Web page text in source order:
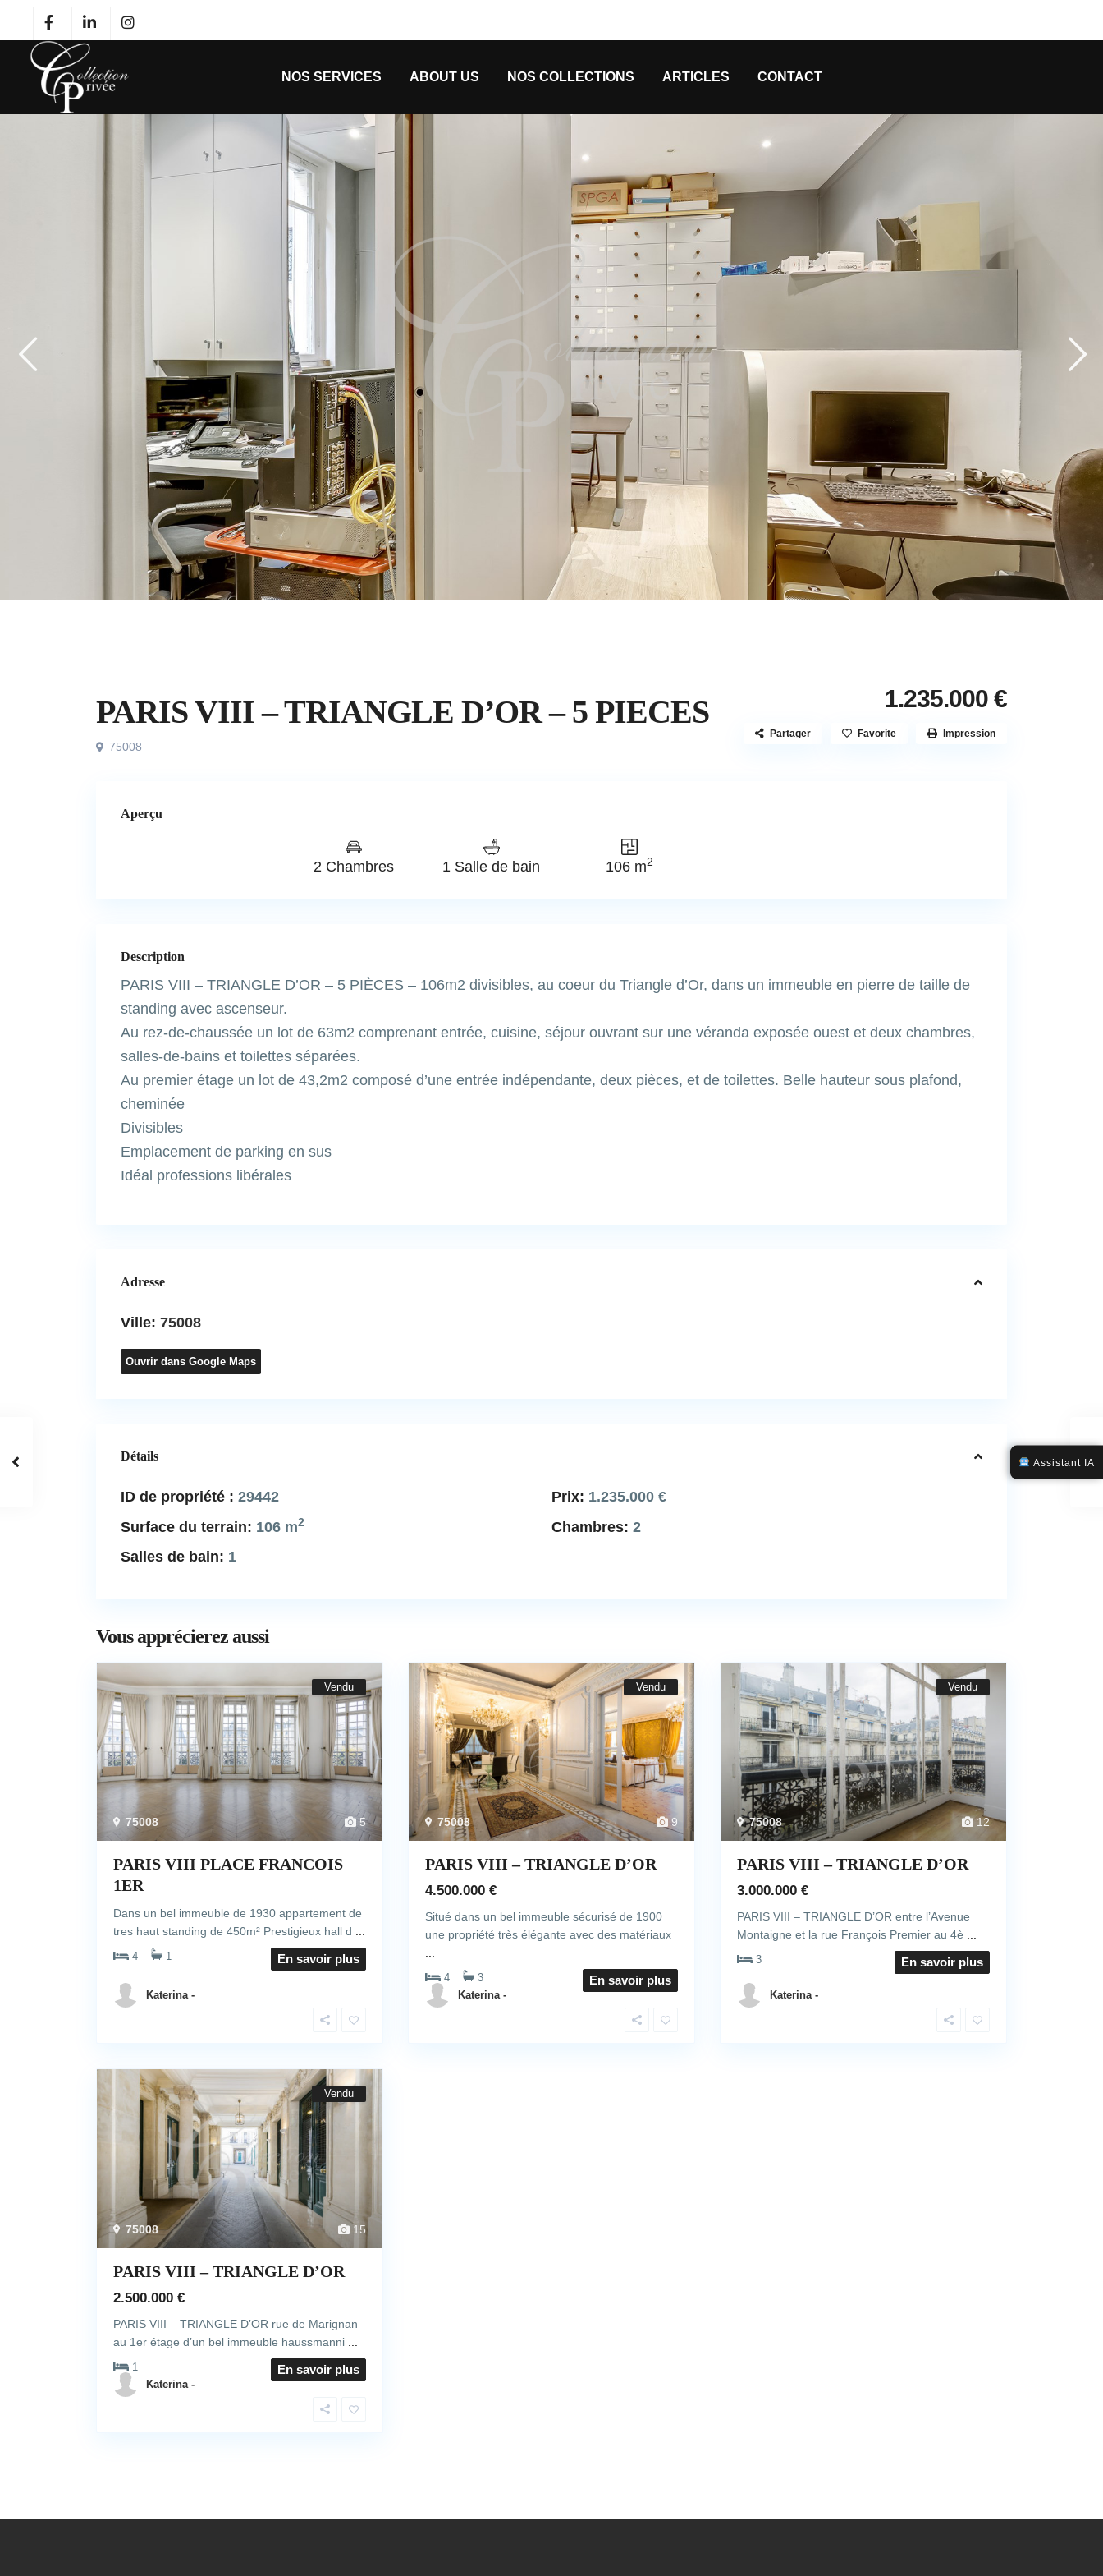
NOS SERVICES ABOUT US NOS COLLECTIONS ARTICLES CONTACT
PARIS VIII – TRIANGLE D’OR – 5 PIECES 1.235.000 €
75008
Partager Favorite Impression
Aperçu
2 Chambres 1 Salle de bain 106 m2
Description
PARIS VIII – TRIANGLE D’OR – 5 PIÈCES – 106m2 divisibles, au coeur du Triangle d’Or, dans un immeuble en pierre de taille de
standing avec ascenseur.
Au rez-de-chaussée un lot de 63m2 comprenant entrée, cuisine, séjour ouvrant sur une véranda exposée ouest et deux chambres,
salles-de-bains et toilettes séparées.
Au premier étage un lot de 43,2m2 composé d’une entrée indépendante, deux pièces, et de toilettes. Belle hauteur sous plafond,
cheminée
Divisibles
Emplacement de parking en sus
Idéal professions libérales
Adresse
Ville: 75008
Ouvrir dans Google Maps
Détails
ID de propriété : 29442 Prix: 1.235.000 €
Surface du terrain: 106 m2 Chambres: 2
Salles de bain: 1
Vous apprécierez aussi
5
75008
Vendu
PARIS VIII PLACE FRANCOIS
1ER
Dans un bel immeuble de 1930 appartement de
tres haut standing de 450m² Prestigieux hall d ...
4 1 En savoir plus
Katerina -
9
75008
Vendu
PARIS VIII – TRIANGLE D’OR
4.500.000 €
Situé dans un bel immeuble sécurisé de 1900
une propriété très élégante avec des matériaux
...
4 3 En savoir plus
Katerina -
12
75008
Vendu
PARIS VIII – TRIANGLE D’OR
3.000.000 €
PARIS VIII – TRIANGLE D’OR entre l’Avenue
Montaigne et la rue François Premier au 4è ...
3 En savoir plus
Katerina -
15
75008
Vendu
PARIS VIII – TRIANGLE D’OR
2.500.000 €
PARIS VIII – TRIANGLE D’OR rue de Marignan
au 1er étage d’un bel immeuble haussmanni
1 En savoir plus
Katerina -
Assistant IA